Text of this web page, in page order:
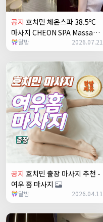
공지 호치민 체온스파 38.5ºC
마사지 CHEON SPA Massage
달밤 2026.07.21
공지 호치민 출장 마사지 추천 -
여우 홈 마사지
달밤 2026.04.11